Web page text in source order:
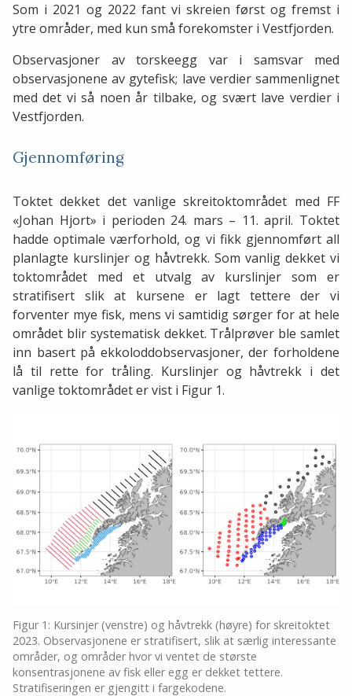
Som i 2021 og 2022 fant vi skreien først og fremst i
ytre områder, med kun små forekomster i Vestfjorden.
Observasjoner av torskeegg var i samsvar med
observasjonene av gytefisk; lave verdier sammenlignet
med det vi så noen år tilbake, og svært lave verdier i
Vestfjorden.
Gjennomføring
Toktet dekket det vanlige skreitoktområdet med FF
«Johan Hjort» i perioden 24. mars – 11. april. Toktet
hadde optimale værforhold, og vi fikk gjennomført all
planlagte kurslinjer og håvtrekk. Som vanlig dekket vi
toktområdet med et utvalg av kurslinjer som er
stratifisert slik at kursene er lagt tettere der vi
forventer mye fisk, mens vi samtidig sørger for at hele
området blir systematisk dekket. Trålprøver ble samlet
inn basert på ekkoloddobservasjoner, der forholdene
lå til rette for tråling. Kurslinjer og håvtrekk i det
vanlige toktområdet er vist i Figur 1.
Figur 1: Kursinjer (venstre) og håvtrekk (høyre) for skreitoktet
2023. Observasjonene er stratifisert, slik at særlig interessante
områder, og områder hvor vi ventet de største
konsentrasjonene av fisk eller egg er dekket tettere.
Stratifiseringen er gjengitt i fargekodene.